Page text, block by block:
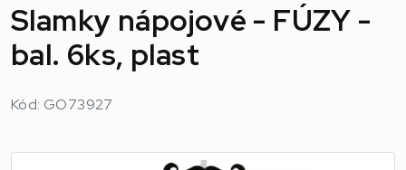
Slamky nápojové - FÚZY -
bal. 6ks, plast
Kód: GO73927